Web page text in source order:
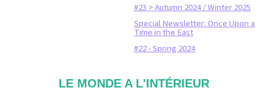
#23 > Autumn 2024 / Winter 2025
Special Newsletter: Once Upon a
Time in the East
#22 › Spring 2024
LE MONDE A L'INTÉRIEUR